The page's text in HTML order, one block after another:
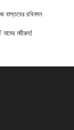
বাস্তবের রবিনসন
নামের মহীরুহ!